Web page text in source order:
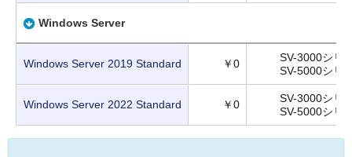
Windows Server
Windows Server 2019 Standard ￥0
SV-3000シリ
SV-5000シリ
Windows Server 2022 Standard ￥0
SV-3000シリ
SV-5000シリ